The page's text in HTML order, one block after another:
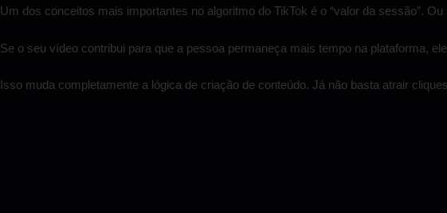
Um dos conceitos mais importantes no algoritmo do TikTok é o “valor da sessão”.
Se o seu vídeo contribui para que a pessoa permaneça mais tempo na plataforma,
Isso muda completamente a lógica de criação de conteúdo. Já não basta atrair